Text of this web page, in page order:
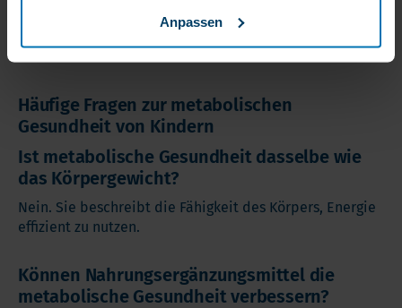
Anpassen
Morgenroutine integrieren, sofern sie altersgerecht
Häufige Fragen zur metabolischen
Gesundheit von Kindern
Ist metabolische Gesundheit dasselbe wie
das Körpergewicht?
Nein. Sie beschreibt die Fähigkeit des Körpers, Energie
effizient zu nutzen.
Können Nahrungsergänzungsmittel die
metabolische Gesundheit verbessern?